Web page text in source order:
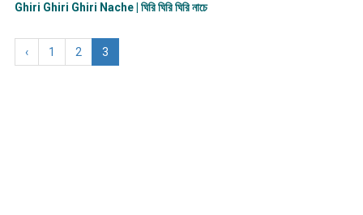
Ghiri Ghiri Ghiri Nache | ঘিরি ঘিরি ঘিরি নাচে
‹ 1 2 3